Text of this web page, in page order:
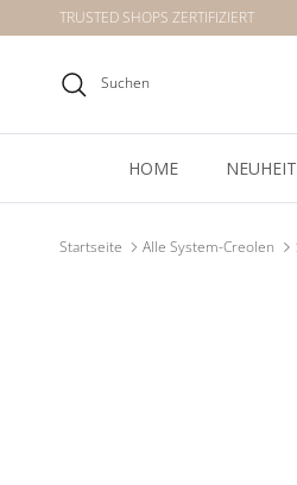
Direkt zum Inhalt
TRUSTED SHOPS ZERTIFIZIERT
Suchen
HOME
Startseite Alle System-Creolen